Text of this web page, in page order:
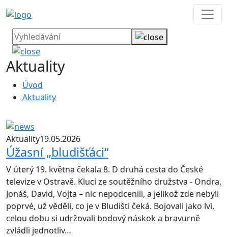
Aktuality
Úvod
Aktuality
Aktuality19.05.2026
Úžasní „bludišťáci“
V úterý 19. května čekala 8. D druhá cesta do České
televize v Ostravě. Kluci ze soutěžního družstva - Ondra,
Jonáš, David, Vojta – nic nepodcenili, a jelikož zde nebyli
poprvé, už věděli, co je v Bludišti čeká. Bojovali jako lvi,
celou dobu si udržovali bodový náskok a bravurně
zvládli jednotliv…